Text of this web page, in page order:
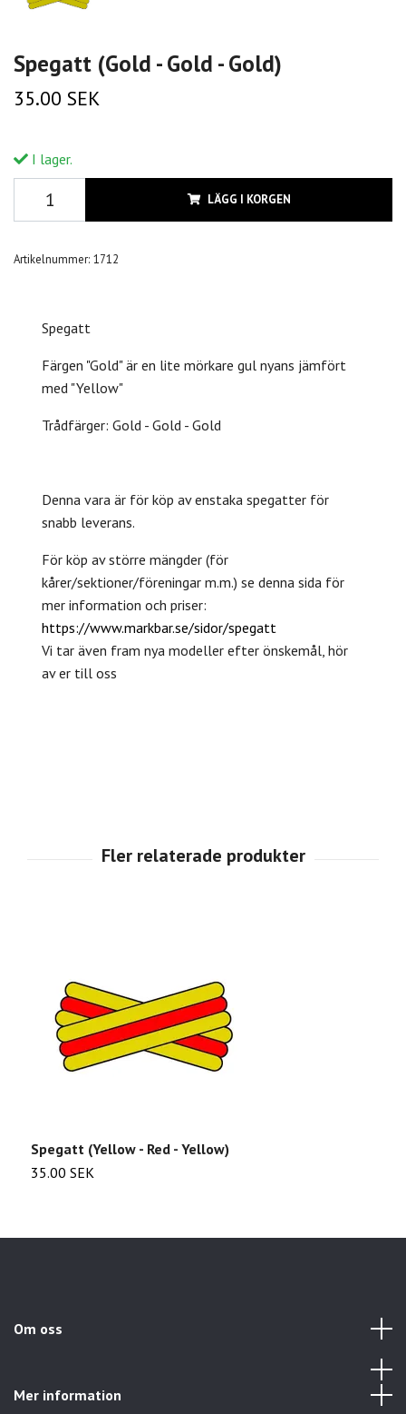
Spegatt (Gold - Gold - Gold)
35.00 SEK
I lager.
LÄGG I KORGEN
Artikelnummer: 1712
Spegatt
Färgen "Gold" är en lite mörkare gul nyans jämfört
med "Yellow"
Trådfärger: Gold - Gold - Gold
Denna vara är för köp av enstaka spegatter för
snabb leverans.
För köp av större mängder (för
kårer/sektioner/föreningar m.m.) se denna sida för
mer information och priser:
https://www.markbar.se/sidor/spegatt
Vi tar även fram nya modeller efter önskemål, hör
av er till oss
Spegatt (Yellow - Red - Yellow)
35.00 SEK
Om oss
Mer information